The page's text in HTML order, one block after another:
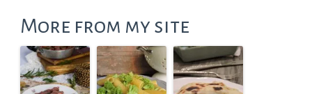
More from my site